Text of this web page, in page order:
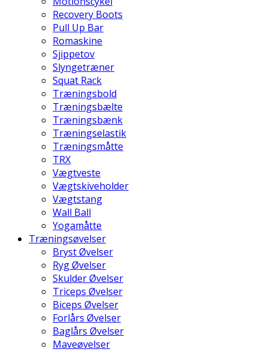
Recovery Boots
Pull Up Bar
Romaskine
Sjippetov
Slyngetræner
Squat Rack
Træningsbold
Træningsbælte
Træningsbænk
Træningselastik
Træningsmåtte
TRX
Vægtveste
Vægtskiveholder
Vægtstang
Wall Ball
Yogamåtte
Træningsøvelser
Bryst Øvelser
Ryg Øvelser
Skulder Øvelser
Triceps Øvelser
Biceps Øvelser
Forlårs Øvelser
Baglårs Øvelser
Maveøvelser